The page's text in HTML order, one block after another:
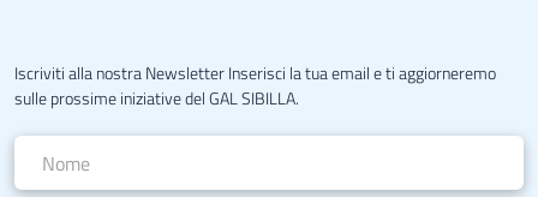
Iscriviti alla nostra Newsletter Inserisci la tua email e ti aggiorneremo
sulle prossime iniziative del GAL SIBILLA.